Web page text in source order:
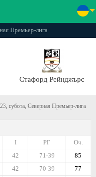
Премьер-лига
Стафорд Рейнджърс
субота, Северная Премьер-лига
Оч.
РГ
I
85
71-39
42
77
70-39
42